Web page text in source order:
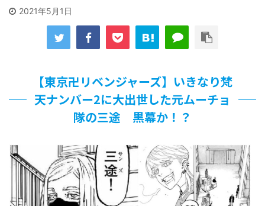
【遊戯王】いつ見ても覚醒だけ地属性との関連が意味不明だ
美少女図鑑AWARD2026グランプリ・榎本彩乃、グラビア披
露！透明感が凄い！！
【画像】『プリズマ☆イリヤ』の新グッズ、流石に一線を越
えてしまう
北原ももさんの挑発!!!
佐藤絢音ちゃん(11)が万バズ！！
「洋画に日本版主題歌は必要か?」論争
超能力が使えるようになったので限界まで極める事にした件
その２
2021年5月1日
【東京卍リベンジャーズ】いきなり梵
天ナンバー2に大出世した元ムーチョ
隊の三途 黒幕か！？